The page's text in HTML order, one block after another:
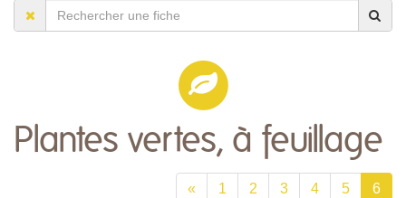
Plantes vertes, à feuillage
« 1 2 3 4 5 6